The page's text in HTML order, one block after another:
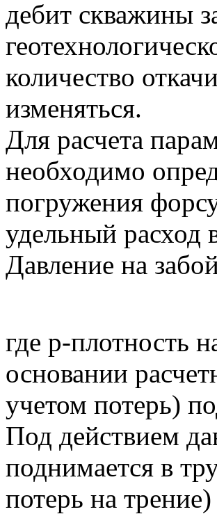
дебит скважины
количество
изменяться.
Для расчета
необходимо
погружения
удельный расход
Давление на
где р-плотность
основании
учетом потерь)
Под действием
поднимается в
потерь на трение)